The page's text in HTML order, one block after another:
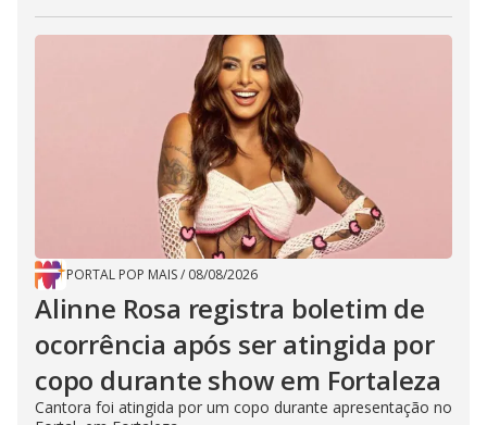
PORTAL POP MAIS/ 08/08/2026
Alinne Rosa registra boletim de
ocorrência após ser atingida por
copo durante show em Fortaleza
Cantora foi atingida por um copo durante apresentação no